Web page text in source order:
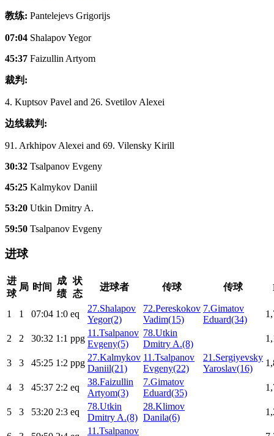
教练: Pantelejevs Grigorijs
07:04 Shalapov Yegor
45:37 Faizullin Artyom
裁判:
4. Kuptsov Pavel and 26. Svetilov Alexei
边线裁判:
91. Arkhipov Alexei and 69. Vilensky Kirill
30:32 Tsalpanov Evgeny
45:25 Kalmykov Daniil
53:20 Utkin Dmitry A.
59:50 Tsalpanov Evgeny
进球
进
球
局 时间
成
绩
状
态
进球者 传球 传球
1 1 07:04 1:0 eq
27.Shalapov
Yegor(2)
72.Pereskokov
Vadim(15)
7.Gimatov
Eduard(34)
2 2 30:32 1:1 ppg
11.Tsalpanov
Evgeny(5)
78.Utkin
Dmitry A.(8)
3 3 45:25 1:2 ppg
27.Kalmykov
Daniil(21)
11.Tsalpanov
Evgeny(22)
21.Sergiyevsky
Yaroslav(16)
4 3 45:37 2:2 eq
38.Faizullin
Artyom(3)
7.Gimatov
Eduard(35)
5 3 53:20 2:3 eq
78.Utkin
Dmitry A.(8)
28.Klimov
Danila(6)
11.Tsalpanov